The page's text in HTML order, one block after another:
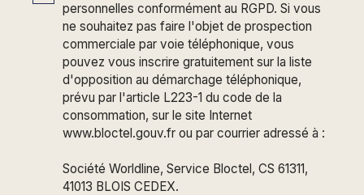
personnelles conformément au RGPD. Si vous
ne souhaitez pas faire l'objet de prospection
commerciale par voie téléphonique, vous
pouvez vous inscrire gratuitement sur la liste
d'opposition au démarchage téléphonique,
prévu par l'article L223-1 du code de la
consommation, sur le site Internet
www.bloctel.gouv.fr ou par courrier adressé à :
Société Worldline, Service Bloctel, CS 61311,
41013 BLOIS CEDEX.